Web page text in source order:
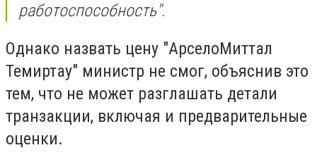
работоспособность".
Однако назвать цену "АрселоМиттал
Темиртау" министр не смог, объяснив это
тем, что не может разглашать детали
транзакции, включая и предварительные
оценки.